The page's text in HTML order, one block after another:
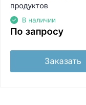
продуктов
В наличии
По запросу
Заказать